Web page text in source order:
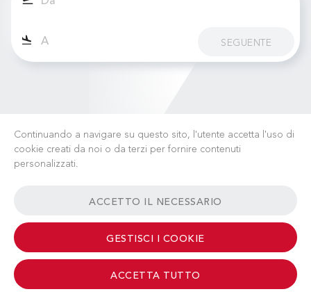
SEGUENTE
TERMINI & CONDIZIONI CONTATTI
© 2026 Albinati Aeronautics - All Rights Reserved
Continuando a navigare su questo sito, l'utente accetta l'uso di
cookie creati da noi o da terzi per fornire contenuti
personalizzati.
ACCETTO IL NECESSARIO
GESTISCI I COOKIE
ACCETTA TUTTO